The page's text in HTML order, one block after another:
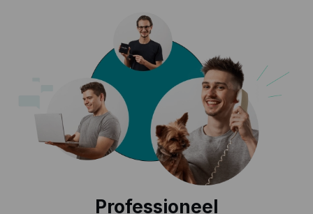
Professioneel